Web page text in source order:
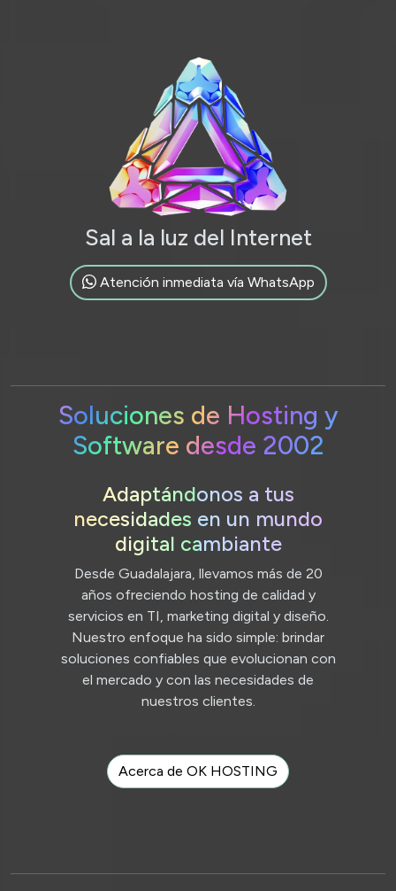
Sal a la luz del Internet
Atención inmediata vía WhatsApp
Soluciones de Hosting y
Software desde 2002
Adaptándonos a tus
necesidades en un mundo
digital cambiante
Desde Guadalajara, llevamos más de 20
años ofreciendo hosting de calidad y
servicios en TI, marketing digital y diseño.
Nuestro enfoque ha sido simple: brindar
soluciones confiables que evolucionan con
el mercado y con las necesidades de
nuestros clientes.
Acerca de OK HOSTING